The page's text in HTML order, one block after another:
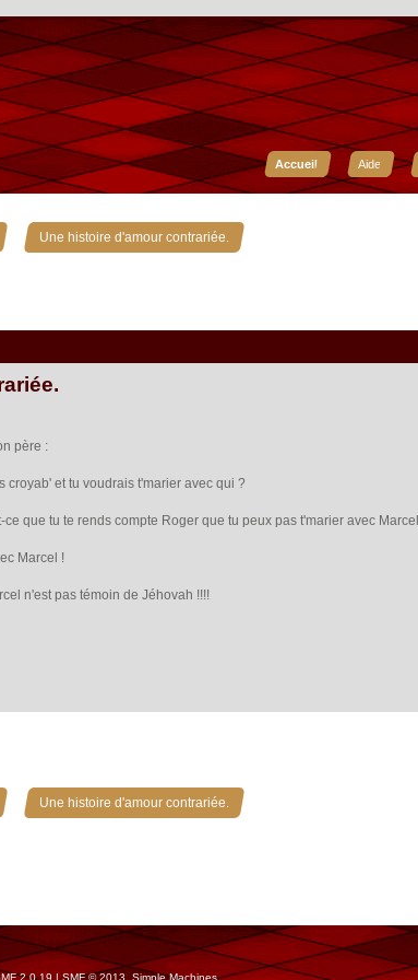
Accueil
Aide
» Une histoire d'amour contrariée.
père :
croyab' et tu voudrais t'marier avec qui ?
que tu te rends compte Roger que tu peux pas t'marier avec
Marcel !
n'est pas témoin de Jéhovah !!!!
» Une histoire d'amour contrariée.
2.0.19 | SMF © 2013 Simple Machines